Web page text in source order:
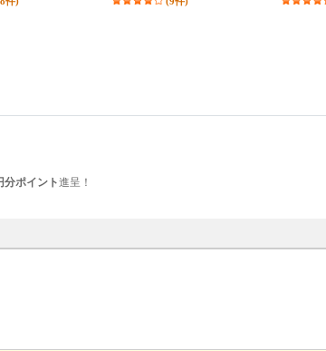
分ポイント進呈！